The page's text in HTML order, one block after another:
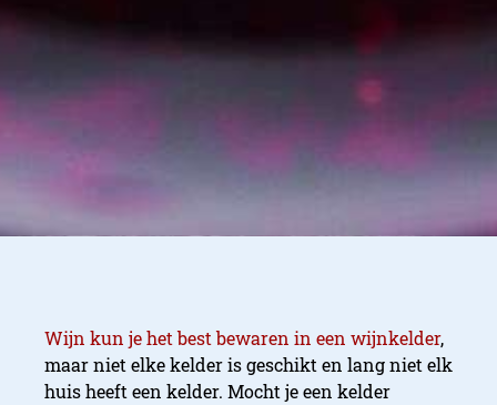
Wijn kun je het best bewaren in een wijnkelder,
maar niet elke kelder is geschikt en lang niet elk
huis heeft een kelder. Mocht je een kelder